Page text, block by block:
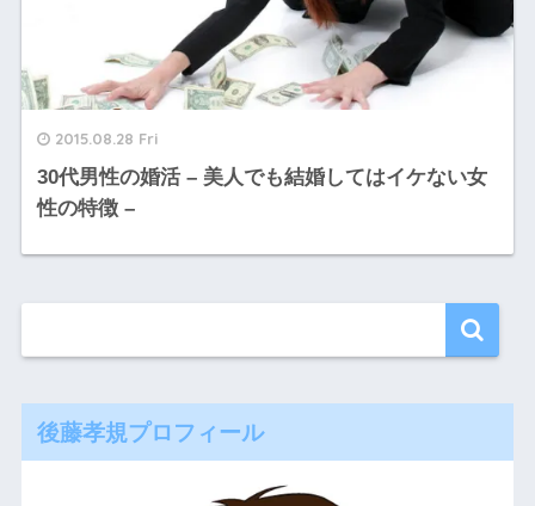
2015.08.28 Fri
30代男性の婚活 – 美人でも結婚してはイケない女
性の特徴 –
後藤孝規プロフィール